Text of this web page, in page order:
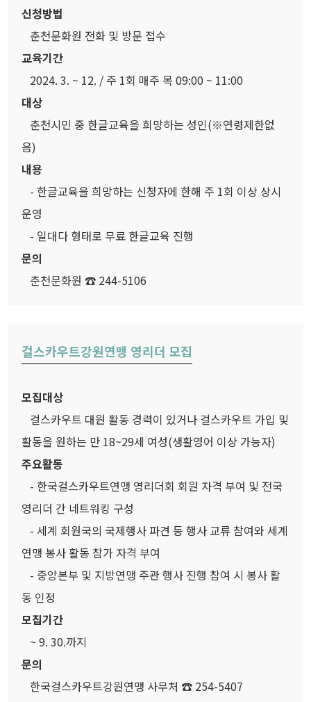
신청방법
춘천문화원 전화 및 방문 접수
교육기간
2024. 3. ~ 12. / 주 1회 매주 목 09:00 ~ 11:00
대상
춘천시민 중 한글교육을 희망하는 성인(※연령제한없
음)
내용
- 한글교육을 희망하는 신청자에 한해 주 1회 이상 상시
운영
- 일대다 형태로 무료 한글교육 진행
문의
춘천문화원 ☎ 244-5106
걸스카우트강원연맹 영리더 모집
모집대상
걸스카우트 대원 활동 경력이 있거나 걸스카우트 가입 및
활동을 원하는 만 18~29세 여성(생활영어 이상 가능자)
주요활동
- 한국걸스카우트연맹 영리더회 회원 자격 부여 및 전국
영리더 간 네트워킹 구성
- 세계 회원국의 국제행사 파견 등 행사 교류 참여와 세계
연맹 봉사 활동 참가 자격 부여
- 중앙본부 및 지방연맹 주관 행사 진행 참여 시 봉사 활
동 인정
모집기간
~ 9. 30.까지
문의
한국걸스카우트강원연맹 사무처 ☎ 254-5407